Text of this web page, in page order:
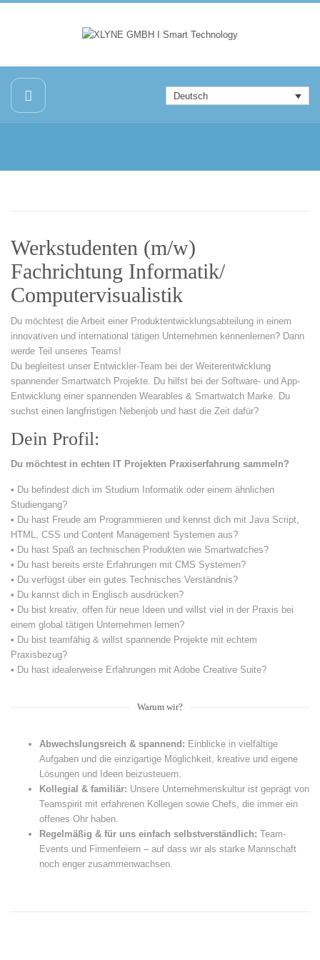
Deutsch
Werkstudenten (m/w)
Fachrichtung Informatik/
Computervisualistik
Du möchtest die Arbeit einer Produktentwicklungsabteilung in einem
innovativen und international tätigen Unternehmen kennenlernen? Dann
werde Teil unseres Teams!
Du begleitest unser Entwickler-Team bei der Weiterentwicklung
spannender Smartwatch Projekte. Du hilfst bei der Software- und App-
Entwicklung einer spannenden Wearables & Smartwatch Marke. Du
suchst einen langfristigen Nebenjob und hast die Zeit dafür?
Dein Profil:
Du möchtest in echten IT Projekten Praxiserfahrung sammeln?
• Du befindest dich im Studium Informatik oder einem ähnlichen
Studiengang?
• Du hast Freude am Programmieren und kennst dich mit Java Script,
HTML, CSS und Content Management Systemen aus?
• Du hast Spaß an technischen Produkten wie Smartwatches?
• Du hast bereits erste Erfahrungen mit CMS Systemen?
• Du verfügst über ein gutes Technisches Verständnis?
• Du kannst dich in Englisch ausdrücken?
• Du bist kreativ, offen für neue Ideen und willst viel in der Praxis bei
einem global tätigen Unternehmen lernen?
• Du bist teamfähig & willst spannende Projekte mit echtem
Praxisbezug?
• Du hast idealerweise Erfahrungen mit Adobe Creative Suite?
Warum wir?
Abwechslungsreich & spannend: Einblicke in vielfältige
Aufgaben und die einzigartige Möglichkeit, kreative und eigene
Lösungen und Ideen beizusteuern.
Kollegial & familiär: Unsere Unternehmenskultur ist geprägt von
Teamspirit mit erfahrenen Kollegen sowie Chefs, die immer ein
offenes Ohr haben.
Regelmäßig & für uns einfach selbstverständlich: Team-
Events und Firmenfeiern – auf dass wir als starke Mannschaft
noch enger zusammenwachsen.